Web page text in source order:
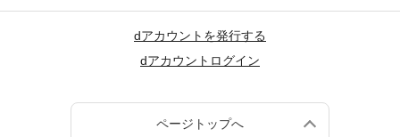
dアカウントを発行する
dアカウントログイン
ページトップへ